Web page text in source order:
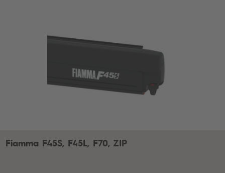
Fiamma F45S, F45L, F70, ZIP